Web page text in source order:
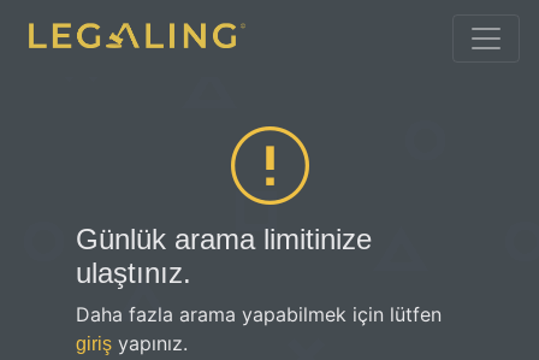
Günlük arama limitinize
ulaştınız.
Daha fazla arama yapabilmek için lütfen
giriş yapınız.